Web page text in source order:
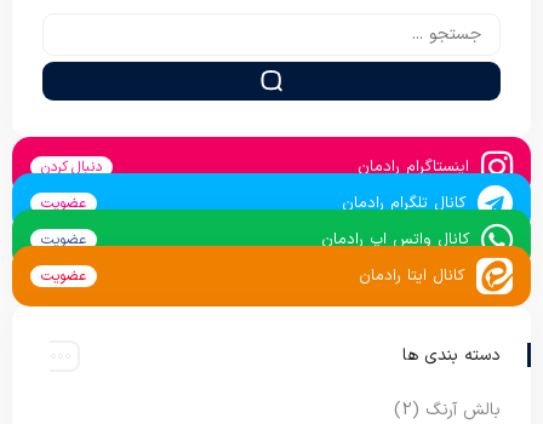
اینستاگرام رادمان دنبال کردن
کانال تلگرام رادمان عضویت
کانال واتس اپ رادمان عضویت
کانال ایتا رادمان عضویت
دسته بندی ها
بالش آرنگ (2)